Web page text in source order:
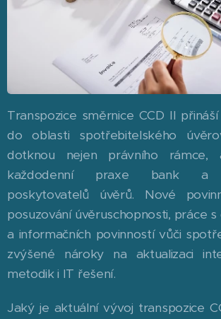
Transpozice směrnice CCD II
do oblasti spotřebitelského
dotknou nejen právního rámce,
každodenní praxe bank a
poskytovatelů úvěrů. Nové
posuzování úvěruschopnosti, práce
a informačních povinností vůči
zvýšené nároky na aktualizaci
metodik i IT řešení.
Jaký je aktuální vývoj transpozice